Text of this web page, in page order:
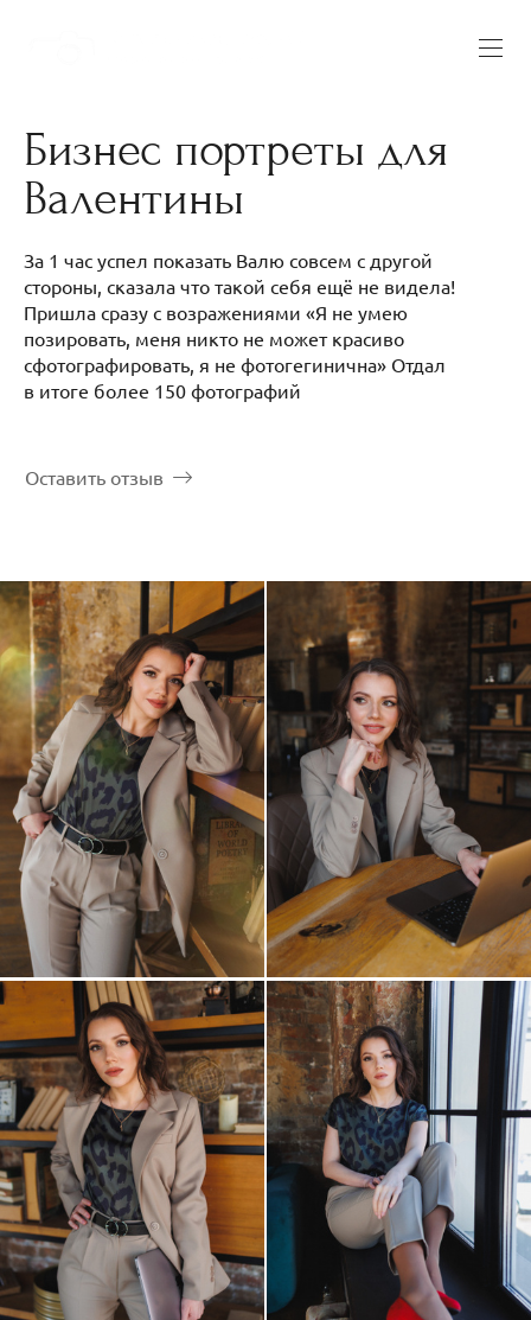
Бизнес портреты для
Валентины
За 1 час успел показать Валю совсем с другой
стороны, сказала что такой себя ещё не видела!
Пришла сразу с возражениями «Я не умею
позировать, меня никто не может красиво
сфотографировать, я не фотогегинична» Отдал
в итоге более 150 фотографий
Оставить отзыв